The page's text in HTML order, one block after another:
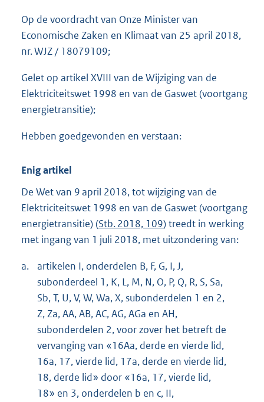
7
K
Op de voordracht van Onze Minister van
Economische Zaken en Klimaat van 25 april 2018,
nr. WJZ / 18079109;
Gelet op artikel XVIII van de Wijziging van de
Elektriciteitswet 1998 en van de Gaswet (voortgang
energietransitie);
Hebben goedgevonden en verstaan:
Enig artikel
De Wet van 9 april 2018, tot wijziging van de
Elektriciteitswet 1998 en van de Gaswet (voortgang
energietransitie) (Stb. 2018, 109) treedt in werking
met ingang van 1 juli 2018, met uitzondering van:
a.
artikelen I, onderdelen B, F, G, I, J,
subonderdeel 1, K, L, M, N, O, P, Q, R, S, Sa,
Sb, T, U, V, W, Wa, X, subonderdelen 1 en 2,
Z, Za, AA, AB, AC, AG, AGa en AH,
subonderdelen 2, voor zover het betreft de
vervanging van «16Aa, derde en vierde lid,
16a, 17, vierde lid, 17a, derde en vierde lid,
18, derde lid» door «16a, 17, vierde lid,
18» en 3, onderdelen b en c, II,